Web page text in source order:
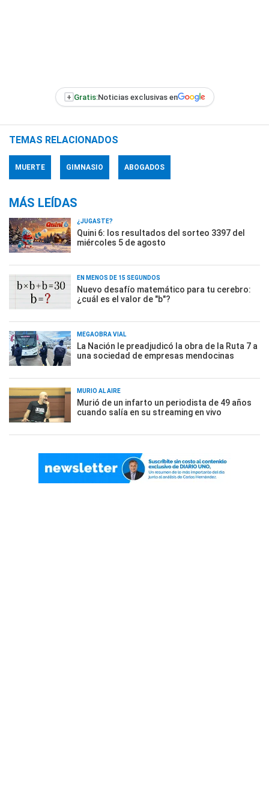
+ Gratis:Noticias exclusivas en
TEMAS RELACIONADOS
MUERTE GIMNASIO ABOGADOS
MÁS LEÍDAS
¿JUGASTE?
Quini 6: los resultados del sorteo 3397 del
miércoles 5 de agosto
EN MENOS DE 15 SEGUNDOS
Nuevo desafío matemático para tu cerebro:
¿cuál es el valor de "b"?
MEGAOBRA VIAL
La Nación le preadjudicó la obra de la Ruta 7 a
una sociedad de empresas mendocinas
MURIÓ AL AIRE
Murió de un infarto un periodista de 49 años
cuando salía en su streaming en vivo